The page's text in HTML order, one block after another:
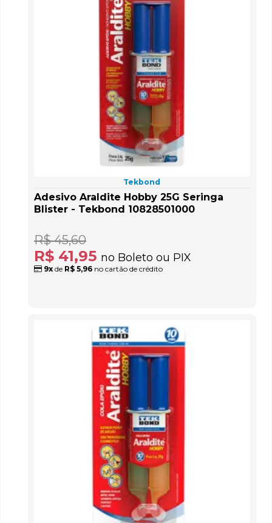
Tekbond
Adesivo Araldite Hobby 25G Seringa
Blister - Tekbond 10828501000
R$ 41,95 no Boleto ou PIX
R$ 45,60
9x de R$ 5,96 no cartão de crédito